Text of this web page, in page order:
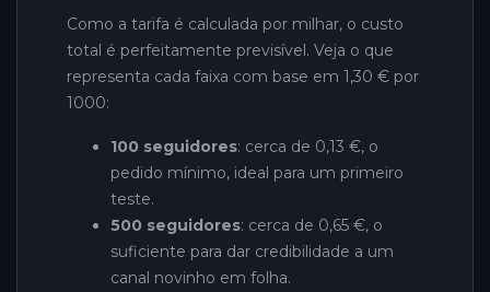
Como a tarifa é calculada por milhar, o custo
total é perfeitamente previsível. Veja o que
representa cada faixa com base em 1,30 € por
1000:
100 seguidores: cerca de 0,13 €, o
pedido mínimo, ideal para um primeiro
teste.
500 seguidores: cerca de 0,65 €, o
suficiente para dar credibilidade a um
canal novinho em folha.